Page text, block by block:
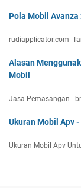
Pola Mobil Avanza
rudiapplicator.com
Alasan
Mobil
Jasa Pemasangan -
Ukuran Mobil Apv
Ukuran Mobil Apv